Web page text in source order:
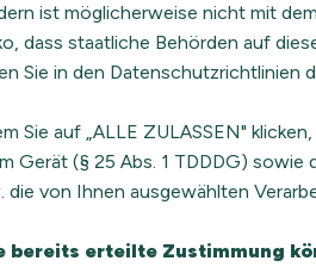
/ Systemisches Coaching &
und Kommunikation (Schulz
Beratung
ist möglicherweise nicht mit
dass staatliche Behörden auf
Sie in den Datenschutzrichtlinien
Sie auf „ALLE ZULASSEN"
Gerät (§ 25 Abs. 1 TDDDG)
die von Ihnen ausgewählten
bereits erteilte Zustimmung